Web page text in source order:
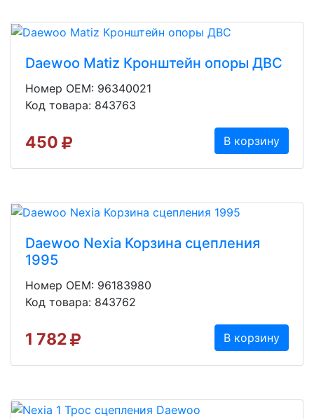
Daewoo Matiz Кронштейн опоры ДВС
Номер OEM: 96340021
Код товара: 843763
450 В корзину
Daewoo Nexia Корзина сцепления
1995
Номер OEM: 96183980
Код товара: 843762
1 782 В корзину